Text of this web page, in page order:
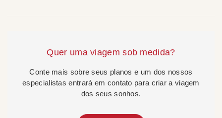
Quer uma viagem sob medida?
Conte mais sobre seus planos e um dos nossos
especialistas entrará em contato para criar a viagem
dos seus sonhos.